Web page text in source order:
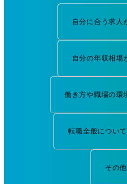
自分に合う求人
自分の年収相場
働き方や職場の環
転職全般につい
その他